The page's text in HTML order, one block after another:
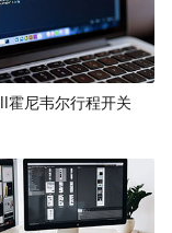
霍尼韦尔行程开关